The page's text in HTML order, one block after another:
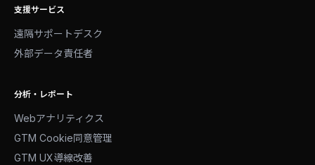
支援サービス
遠隔サポートデスク
外部データ責任者
分析・レポート
Webアナリティクス
GTM Cookie同意管理
GTM UX導線改善